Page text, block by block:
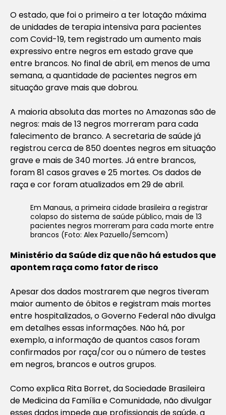
O estado, que foi o primeiro a ter lotação máxima
de unidades de terapia intensiva para pacientes
com Covid-19, tem registrado um aumento mais
expressivo entre negros em estado grave que
entre brancos. No final de abril, em menos de uma
semana, a quantidade de pacientes negros em
situação grave mais que dobrou.
A maioria absoluta das mortes no Amazonas são de
negros: mais de 13 negros morreram para cada
falecimento de branco. A secretaria de saúde já
registrou cerca de 850 doentes negros em situação
grave e mais de 340 mortes. Já entre brancos,
foram 81 casos graves e 25 mortes. Os dados de
raça e cor foram atualizados em 29 de abril.
Em Manaus, a primeira cidade brasileira a registrar
colapso do sistema de saúde público, mais de 13
pacientes negros morreram para cada morte entre
brancos (Foto: Alex Pazuello/Semcom)
Ministério da Saúde diz que não há estudos que
apontem raça como fator de risco
Apesar dos dados mostrarem que negros tiveram
maior aumento de óbitos e registram mais mortes
entre hospitalizados, o Governo Federal não divulga
em detalhes essas informações. Não há, por
exemplo, a informação de quantos casos foram
confirmados por raça/cor ou o número de testes
em negros, brancos e outros grupos.
Como explica Rita Borret, da Sociedade Brasileira
de Medicina da Família e Comunidade, não divulgar
esses dados impede que profissionais de saúde, a